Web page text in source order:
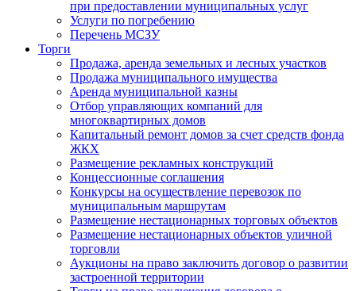
при предоставлении муниципальных услуг
Услуги по погребению
Перечень МСЗУ
Торги
Продажа, аренда земельных и лесных участков
Продажа муниципального имущества
Аренда муниципальной казны
Отбор управляющих компаний для
многоквартирных домов
Капитальный ремонт домов за счет средств фонда
ЖКХ
Размещение рекламных конструкций
Концессионные соглашения
Конкурсы на осуществление перевозок по
муниципальным маршрутам
Размещение нестационарных торговых объектов
Размещение нестационарных объектов уличной
торговли
Аукционы на право заключить договор о развитии
застроенной территории